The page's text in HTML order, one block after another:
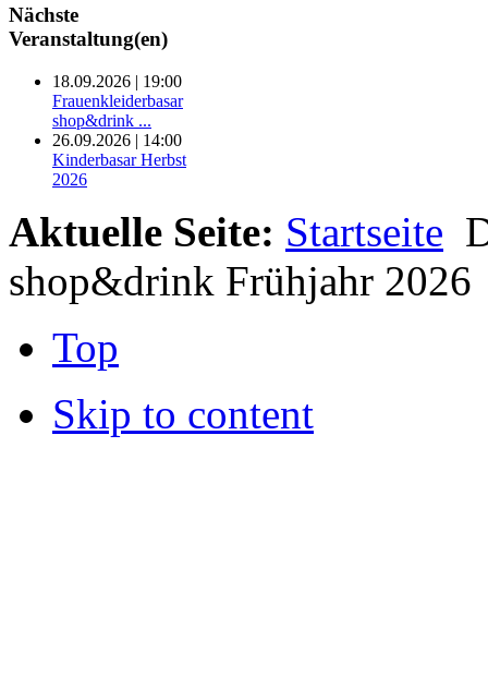
Nächste
Veranstaltung(en)
18.09.2026 | 19:00
Frauenkleiderbasar
shop&drink ...
26.09.2026 | 14:00
Kinderbasar Herbst
2026
Aktuelle Seite: Startseite
shop&drink Frühjahr 2026
Top
Skip to content